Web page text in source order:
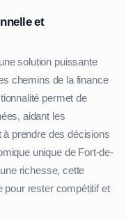
et
solution puissante
chemins de la finance
permet de
aidant les
prendre des décisions
unique de Fort-de-
richesse, cette
pour rester compétitif et